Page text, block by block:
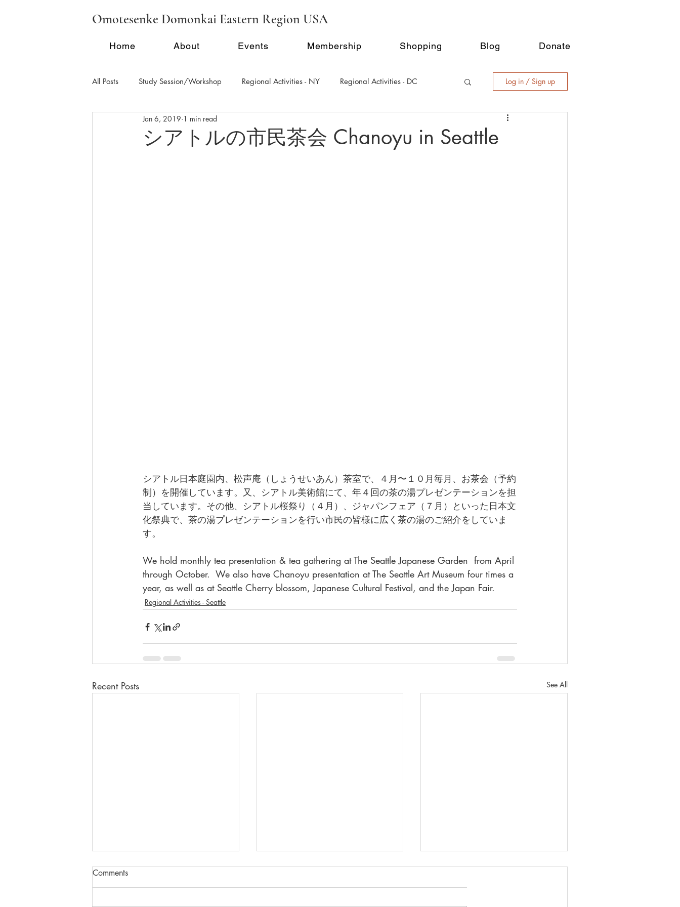
Omotesenke Domonkai Eastern Region USA
Home About Events Membership Shopping Blog Donate
All Posts Study Session/Workshop Regional Activities - NY Regional Activities - DC
Regional Activities - FL Regional Activity - Philadephia
Log in / Sign up
シアトルの市民茶会 Chanoyu in Seattle
Jan 6, 2019 1 min read
シアトル日本庭園内、松声庵（しょうせいあん）茶室で、４月〜１０月毎月、お茶会（予約
制）を開催しています。又、シアトル美術館にて、年４回の茶の湯プレゼンテーションを担
当しています。その他、シアトル桜祭り（４月）、ジャパンフェア（７月）といった日本文
化祭典で、茶の湯プレゼンテーションを行い市民の皆様に広く茶の湯のご紹介をしていま
す。
We hold monthly tea presentation & tea gathering at The Seattle Japanese Garden  from April
through October.  We also have Chanoyu presentation at The Seattle Art Museum four times a
year, as well as at Seattle Cherry blossom, Japanese Cultural Festival, and the Japan Fair.
Regional Activities - Seattle
Recent Posts See All
Comments